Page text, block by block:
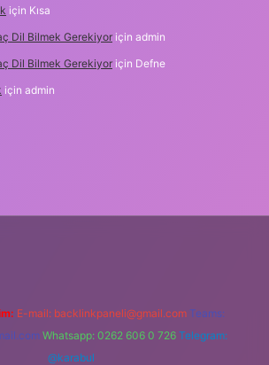
için Kısa
Dil Bilmek Gerekiyor için admin
Dil Bilmek Gerekiyor için Defne
için admin
E-mail: backlinkpaneli@gmail.com Teams:
Whatsapp: 0262 606 0 726 Telegram:
@karabul